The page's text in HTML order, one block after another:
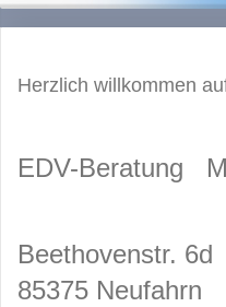
Herzlich willkommen
EDV-Beratung
Beethovenstr. 6d
85375 Neufahrn